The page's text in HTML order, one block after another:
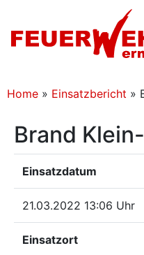
Home » Einsatzbericht »
Brand
Einsatzdatum
21.03.2022 13:06 Uhr
Einsatzort